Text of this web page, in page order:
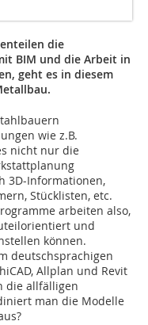
die
BIM und die Arbeit in
geht es in diesem
wie z.B.
nicht nur die
3D-Informationen,
Stücklisten, etc.
arbeiten also,
und
können.
deutschsprachigen
Allplan und Revit
die allfälligen
man die Modelle